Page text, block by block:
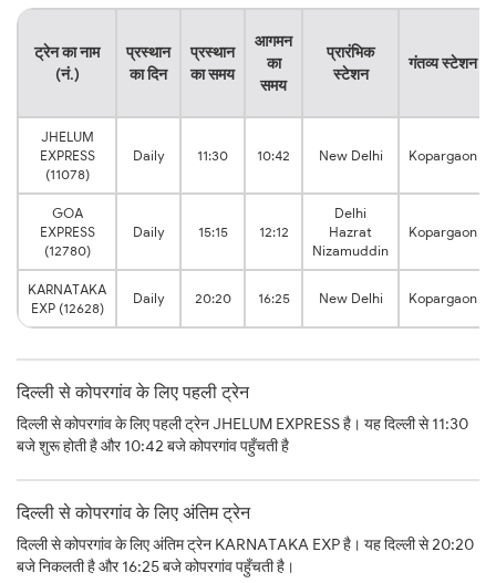
ट्रेन का नाम
(नं.)
प्रस्थान
का दिन
प्रस्थान
का समय
आगमन
का
समय
प्रारंभिक
स्टेशन
गंतव्य स्टेशन
JHELUM
EXPRESS
(11078)
Daily 11:30 10:42 New Delhi Kopargaon
GOA
EXPRESS
(12780)
Daily 15:15 12:12
Delhi
Hazrat
Nizamuddin
Kopargaon
KARNATAKA
EXP (12628)
Daily 20:20 16:25 New Delhi Kopargaon
दिल्ली से कोपरगांव के लिए पहली ट्रेन
दिल्ली से कोपरगांव के लिए पहली ट्रेन JHELUM EXPRESS है। यह दिल्ली से 11:30
बजे शुरू होती है और 10:42 बजे कोपरगांव पहुँचती है
दिल्ली से कोपरगांव के लिए अंतिम ट्रेन
दिल्ली से कोपरगांव के लिए अंतिम ट्रेन KARNATAKA EXP है। यह दिल्ली से 20:20
बजे निकलती है और 16:25 बजे कोपरगांव पहुँचती है।